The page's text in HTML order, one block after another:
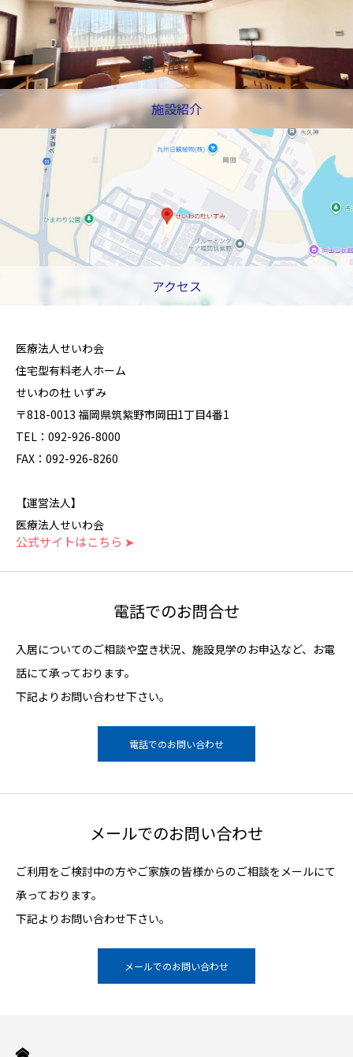
施設紹介
アクセス
医療法人せいわ会
住宅型有料老人ホーム
せいわの杜 いずみ
〒818-0013 福岡県筑紫野市岡田1丁目4番1
TEL：092-926-8000
FAX：092-926-8260
【運営法人】
医療法人せいわ会
公式サイトはこちら ➤
電話でのお問合せ
入居についてのご相談や空き状況、施設見学のお申込など、お電
話にて承っております。
下記よりお問い合わせ下さい。
電話でのお問い合わせ
メールでのお問い合わせ
ご利用をご検討中の方やご家族の皆様からのご相談をメールにて
承っております。
下記よりお問い合わせ下さい。
メールでのお問い合わせ